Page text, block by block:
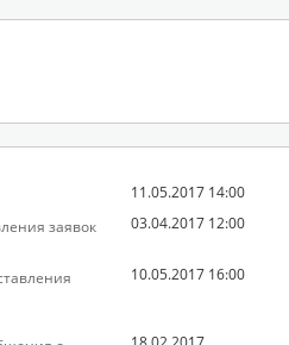
11.05.2017 14:00
заявок
03.04.2017 12:00
10.05.2017 16:00